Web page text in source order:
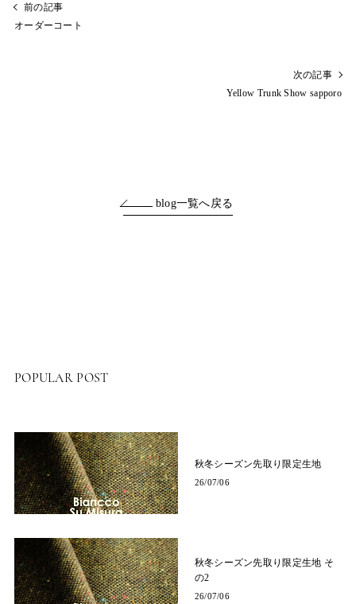
前の記事
オーダーコート
次の記事
Yellow Trunk Show sapporo
blog一覧へ戻る
POPULAR POST
秋冬シーズン先取り限定生地
26/07/06
秋冬シーズン先取り限定生地 そ
の2
26/07/06